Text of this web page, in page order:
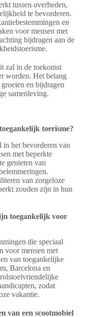
tussen overheden,
te bevorderen.
en
voor mensen met
bijdragen aan de
zal in de toekomst
worden. Het belang
en bijdragen
samenleving.
toerisme?
in het bevorderen van
met beperkte
genieten van
van zorgeloze
zouden zijn in hun
toegankelijk voor
die speciaal
voor mensen met
van toegankelijke
Barcelona en
zodat
vakantie.
van een scootmobiel